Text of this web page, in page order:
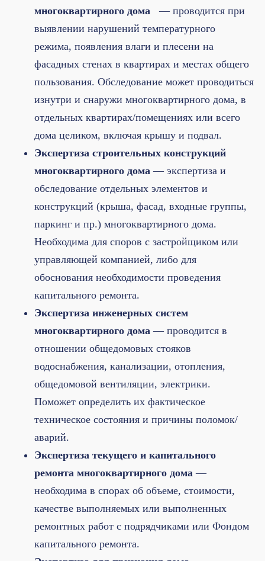
многоквартирного дома
— проводится при
выявлении нарушений температурного
режима, появления влаги и плесени на
фасадных стенах в квартирах и местах общего
пользования. Обследование может проводиться
изнутри и снаружи многоквартирного дома, в
отдельных квартирах/помещениях или всего
дома целиком, включая крышу и подвал.
Экспертиза строительных конструкций
многоквартирного дома— экспертиза и
обследование отдельных элементов и
конструкций (крыша, фасад, входные группы,
паркинг и пр.) многоквартирного дома.
Необходима для споров с застройщиком или
управляющей компанией, либо для
обоснования необходимости проведения
капитального ремонта.
Экспертиза инженерных систем
многоквартирного дома — проводится в
отношении общедомовых стояков
водоснабжения, канализации, отопления,
общедомовой вентиляции, электрики.
Поможет определить их фактическое
техническое состояния и причины поломок/
аварий.
Экспертиза текущего и капитального
ремонта многоквартирного дома—
необходима в спорах об объеме, стоимости,
качестве выполняемых или выполненных
ремонтных работ с подрядчиками или Фондом
капитального ремонта.